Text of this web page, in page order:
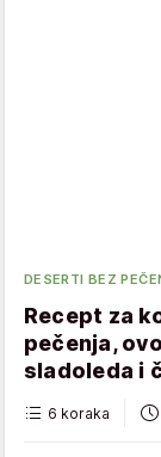
DESERTI BEZ
Recept za
pečenja,
sladoleda i
6 koraka